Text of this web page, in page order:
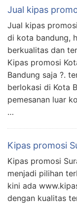
Jual kipas
Jual kipas
di kota bandung,
berkualitas dan
Kipas promosi
Bandung saja ?.
berlokasi di Kota
pemesanan luar
…
Kipas promosi
Kipas promosi
menjadi pilihan
kini ada
dengan kualitas